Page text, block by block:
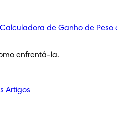
Calculadora de Ganho de Peso
enfrentá-la.
Artigos